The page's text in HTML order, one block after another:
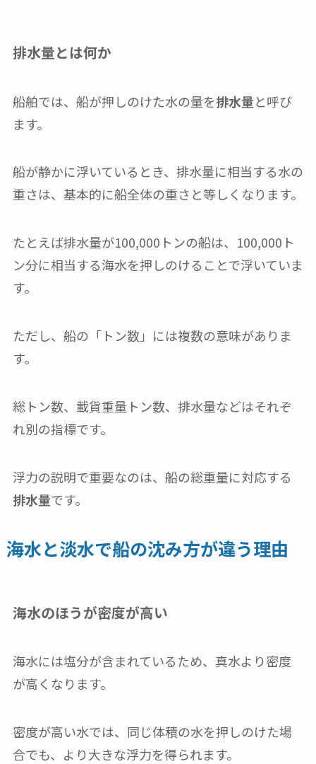
排水量とは何か
船舶では、船が押しのけた水の量を排水量と呼び
ます。
船が静かに浮いているとき、排水量に相当する水の
重さは、基本的に船全体の重さと等しくなります。
たとえば排水量が100,000トンの船は、100,000ト
ン分に相当する海水を押しのけることで浮いていま
す。
ただし、船の「トン数」には複数の意味がありま
す。
総トン数、載貨重量トン数、排水量などはそれぞ
れ別の指標です。
浮力の説明で重要なのは、船の総重量に対応する
排水量です。
海水と淡水で船の沈み方が違う理由
海水のほうが密度が高い
海水には塩分が含まれているため、真水より密度
が高くなります。
密度が高い水では、同じ体積の水を押しのけた場
合でも、より大きな浮力を得られます。